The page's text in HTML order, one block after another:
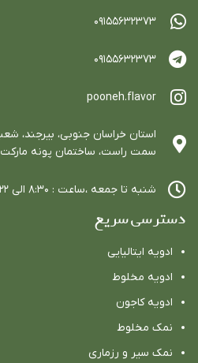
٠٩١٥٥٦٣٢٣٧٣
٠٩١٥٥٦٣٢٣٧٣
pooneh.flavor
سمت راست، ساختمان پونه ماركت
شنبه تا جمعه ،ساعت : ٨:٣٠ الي ٢٢
دسترسی سریع
ادویه ایتالیایی
ادویه مخلوط
ادویه كاجون
نمک مخلوط
نمک سیر و رزماری